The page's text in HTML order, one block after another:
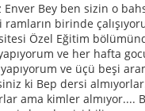
Enver Bey ben sizin o
birinde
Özel Eğitim
ve her hafta
ve üçü beşi
ki Bep dersi
ama kimler almıyor....